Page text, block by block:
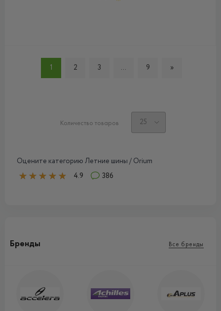
1 2 3 ... 9 »
Количество товаров
Оцените категорию Летние шины / Orium
4.9
386
Бренды Все бренды